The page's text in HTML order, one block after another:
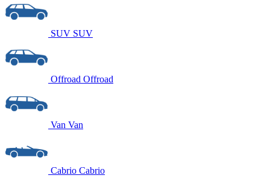
SUV SUV
Offroad Offroad
Van Van
Cabrio Cabrio